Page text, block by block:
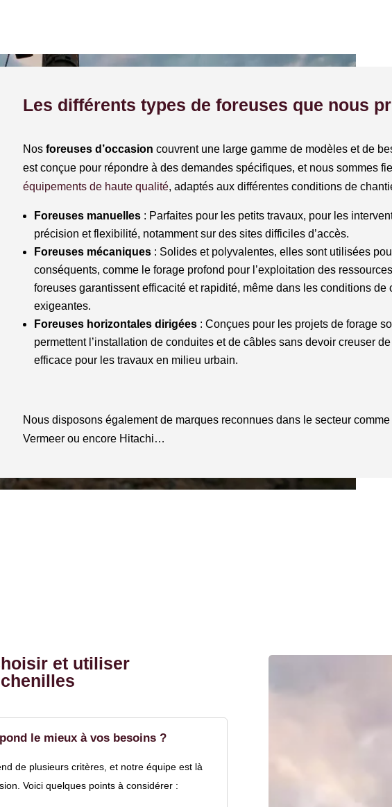
Les différents types de foreuses que nous
Nos foreuses d’occasion couvrent une large gamme de modèles et de
est conçue pour répondre à des demandes spécifiques, et nous sommes
équipements de haute qualité, adaptés aux différentes conditions de
Foreuses manuelles: Parfaites pour les petits travaux, pour les
précision et flexibilité, notamment sur des sites difficiles d’accès.
Foreuses mécaniques: Solides et polyvalentes, elles sont utilisées
conséquents, comme le forage profond pour l’exploitation des
foreuses garantissent efficacité et rapidité, même dans les conditions de
exigeantes.
Foreuses horizontales dirigées: Conçues pour les projets de forage
permettent l’installation de conduites et de câbles sans devoir creuser
efficace pour les travaux en milieu urbain.
Nous disposons également de marques reconnues dans le secteur comme
Vermeer ou encore Hitachi…
et utiliser
le mieux à vos besoins ?
de plusieurs critères, et notre équipe est là
Voici quelques points à considérer :